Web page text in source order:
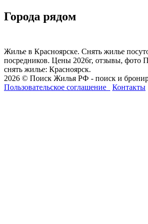
Города рядом
Жилье в Красноярске. Снять жилье
посредников. Цены 2026г, отзывы, фото
снять жилье: Красноярск.
2026 © Поиск Жилья РФ - поиск и
Пользовательское соглашение
Контакты